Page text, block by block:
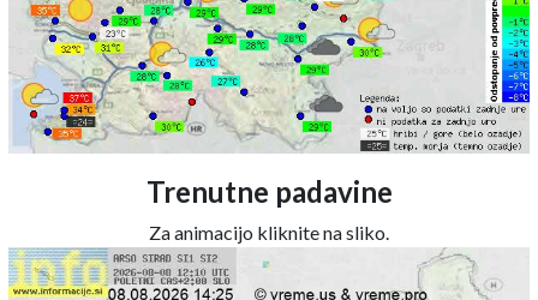
Trenutne padavine
Za animacijo kliknite na sliko.